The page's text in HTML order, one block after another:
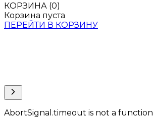
КОРЗИНА (0)
Корзина пуста
ПЕРЕЙТИ В КОРЗИНУ
AbortSignal.timeout is not a function